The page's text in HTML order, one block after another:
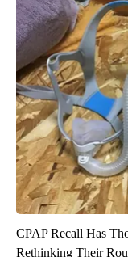
CPAP Recall Has
Rethinking Their